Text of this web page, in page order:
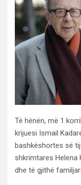
Të hënën, më 1
krijuesi Ismail
bashkëshortes së
shkrimtares Helena
dhe të gjithë